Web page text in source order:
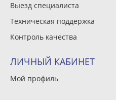
Выезд специалиста
Техническая поддержка
Контроль качества
ЛИЧНЫЙ КАБИНЕТ
Мой профиль